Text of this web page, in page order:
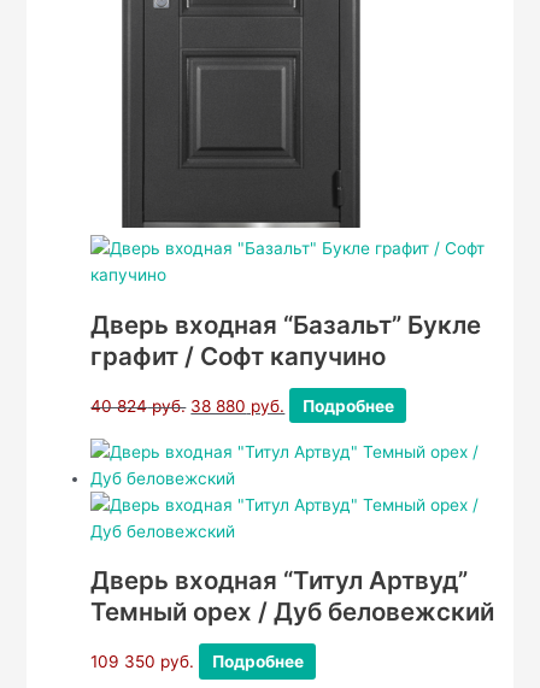
Дверь входная “Базальт” Букле
графит / Софт капучино
40 824руб. 38 880 руб. Подробнее
Дверь входная “Титул Артвуд”
Темный орех / Дуб беловежский
109 350 руб. Подробнее